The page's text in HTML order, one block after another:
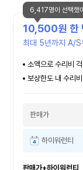
10,500원 한
최대 5년까지 A/S
소액으로 수리비
보상한도 내 수리
판매가
하이워런티
판매가+하이워런티
6,417명이 선택했